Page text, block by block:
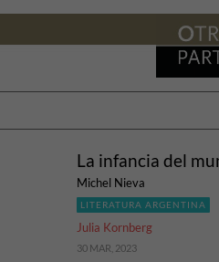
La infancia del
Michel Nieva
LITERATURA ARGENTINA
Julia Kornberg
30 MAR, 2023